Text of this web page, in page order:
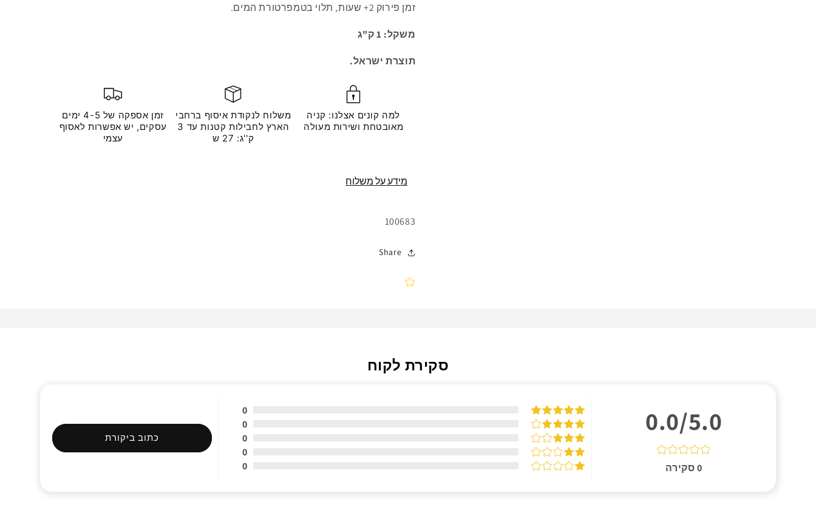
זמן פירוק 2+ שעות, תלוי בטמפרטורת המים.
משקל: 1 ק"ג
תוצרת ישראל.
למה קונים אצלנו: קניה
מאובטחת ושירות מעולה
משלוח לנקודת איסוף ברחבי
הארץ לחבילות קטנות עד 3
ק''ג: 27 ש
זמן אספקה ​​של 4-5 ימים
עסקים, יש אפשרות לאסוף
עצמי
מידע על משלוח
מק"ט:
100683
Share
סקירת לקוח
0.0/5.0
0 סקירה
0
0
0
0
0
כתוב ביקורת